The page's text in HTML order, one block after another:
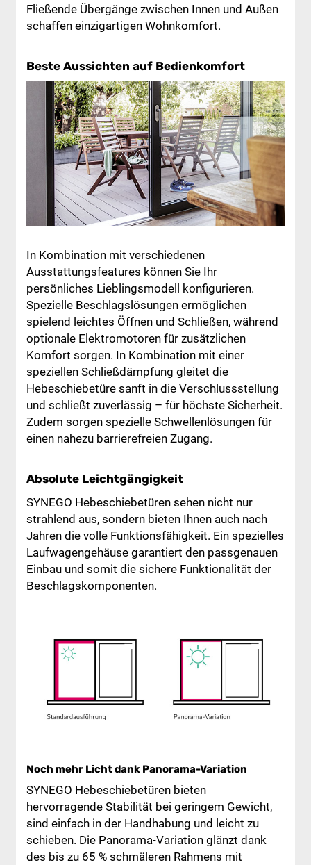
Fließende Übergänge zwischen Innen und Außen
schaffen einzigartigen Wohnkomfort.
Beste Aussichten auf Bedienkomfort
In Kombination mit verschiedenen
Ausstattungsfeatures können Sie Ihr
persönliches Lieblingsmodell konfigurieren.
Spezielle Beschlagslösungen ermöglichen
spielend leichtes Öffnen und Schließen, während
optionale Elektromotoren für zusätzlichen
Komfort sorgen. In Kombination mit einer
speziellen Schließdämpfung gleitet die
Hebeschiebetüre sanft in die Verschlussstellung
und schließt zuverlässig – für höchste Sicherheit.
Zudem sorgen spezielle Schwellenlösungen für
einen nahezu barrierefreien Zugang.
Absolute Leichtgängigkeit
SYNEGO Hebeschiebetüren sehen nicht nur
strahlend aus, sondern bieten Ihnen auch nach
Jahren die volle Funktionsfähigkeit. Ein spezielles
Laufwagengehäuse garantiert den passgenauen
Einbau und somit die sichere Funktionalität der
Beschlagskomponenten.
Noch mehr Licht dank Panorama-Variation
SYNEGO Hebeschiebetüren bieten
hervorragende Stabilität bei geringem Gewicht,
sind einfach in der Handhabung und leicht zu
schieben. Die Panorama-Variation glänzt dank
des bis zu 65 % schmäleren Rahmens mit